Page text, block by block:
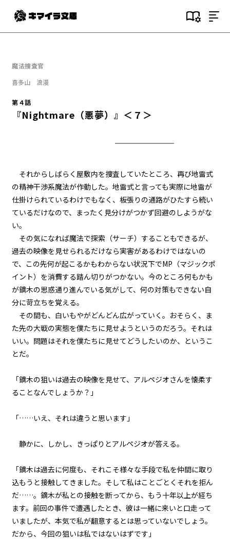
目次
『Serial killer（連続殺人鬼）』
第１話
『Serial killer（連続殺人鬼）』
＜４＞
第１話
『Serial killer（連続殺人鬼）』
＜５＞
第１話
『Serial killer（連続殺人鬼）』
第１話
『Serial killer（連続殺人鬼）』
＜７＞
『Serial killer（連続殺人鬼）』
第１話
『Serial killer（連続殺人鬼）』
＜１０＞
第１話
『Serial killer（連続殺人鬼）』
＜１１＞
魔法捜査官
喜多山 浪漫
第４話
『Nightmare（悪夢）』＜７＞
それからしばらく屋敷内を捜査していたところ、再び地雷式
の精神干渉系魔法が作動した。地雷式と言っても実際に地雷が
仕掛けられているわけでもなく、板張りの通路がひたすら続い
ているだけなので、まったく見分けがつかず回避のしようがな
い。
その気になれば魔法で探索（サーチ）することもできるが、
過去の映像を見せられるだけなら実害があるわけではないの
で、この先何が起こるかもわからない状況下でMP（マジックポ
イント）を消費する踏ん切りがつかない。今のところ何もかも
が鏑木の思惑通り進んでいる気がして、何の対策もできない自
分に苛立ちを覚える。
その間も、白いもやがどんどん広がっていく。おそらく、ま
た先の大戦の実態を僕たちに見せようというのだろう。それは
いい。問題はそれを僕たちに見せてどうしたいのか、というこ
とだ。
「鏑木の狙いは過去の映像を見せて、アルペジオさんを懐柔す
ることなんでしょうか？」
「……いえ、それは違うと思います」
静かに、しかし、きっぱりとアルペジオが答える。
「鏑木は過去に何度も、それこそ様々な手段で私を仲間に取り
込もうと接触してきました。そして私はことごとくそれを拒ん
だ……。鏑木が私との接触を断ってから、もう十年以上が経ち
ます。前回の事件で遭遇したとき、彼は一緒に来いと口走って
いましたが、本気で私が翻意するとは思っていないでしょう。
だから、今回の狙いは私ではないはずです」